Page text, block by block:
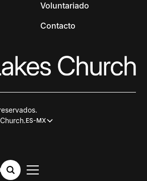
Voluntariado
Contacto
ES-MX